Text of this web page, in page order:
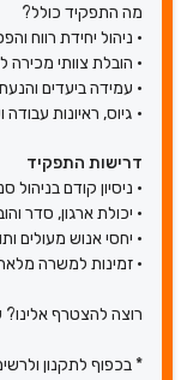
מה התפקיד כולל?
• ניהול יחידת רווח
• הובלת צוותי מכירה
• עמידה ביעדים
• גיוס, ראיונות עבודה
דרישות התפקיד
• ניסיון קודם
• יכולת ארגון, סדר
• יחסי אנוש מעולים
• זמינות למשרה
רוצה להצטרף
* בכפוף לתקנון